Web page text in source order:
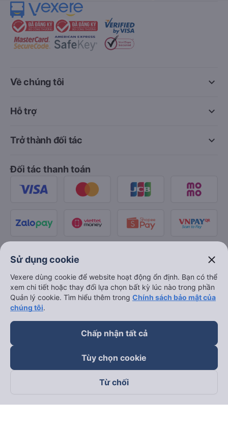
keyboard_arrow_down
Về chúng tôi
keyboard_arrow_down
Hỗ trợ
keyboard_arrow_down
Trở thành đối tác
Đối tác thanh toán
Theo dõi chúng tôi trên
Sử dụng cookie close
Vexere dùng cookie để website hoạt động ổn định. Bạn có thể
xem chi tiết hoặc thay đổi lựa chọn bất kỳ lúc nào trong phần
Quản lý cookie. Tìm hiểu thêm trong Chính sách bảo mật của
chúng tôi.
Chấp nhận tất cả
Tùy chọn cookie
Từ chối